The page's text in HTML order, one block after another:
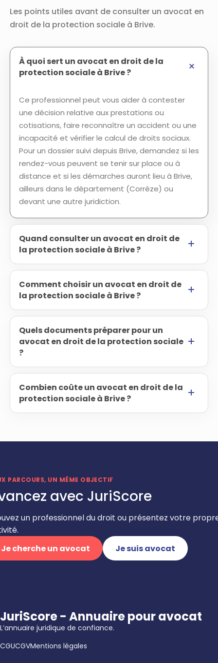
Les points utiles avant de consulter un avocat en
droit de la protection sociale à Brive.
À quoi sert un avocat en droit de la
protection sociale à Brive ?
Ce professionnel peut vous aider à contester
une décision relative aux prestations ou
cotisations, faire reconnaître un accident ou une
incapacité et vérifier le calcul de droits sociaux.
Pour un dossier suivi depuis Brive, demandez si les
rendez-vous peuvent se tenir sur place ou à
distance et si les démarches auront lieu à Brive,
ailleurs dans le département (Corrèze) ou
devant une autre juridiction.
Quand consulter un avocat en droit de
la protection sociale à Brive ?
Comment choisir un avocat en droit de
la protection sociale à Brive ?
Quels documents préparer pour un
avocat en droit de la protection sociale
?
Combien coûte un avocat en droit de la
protection sociale à Brive ?
PARCOURS, UN MÊME OBJECTIF
avec JuriScore
un professionnel du droit ou présentez votre
Je cherche un avocat
Je suis avocat
JuriScore - Annuaire pour avocat
L’annuaire juridique de confiance.
CGUCGVMentions légales